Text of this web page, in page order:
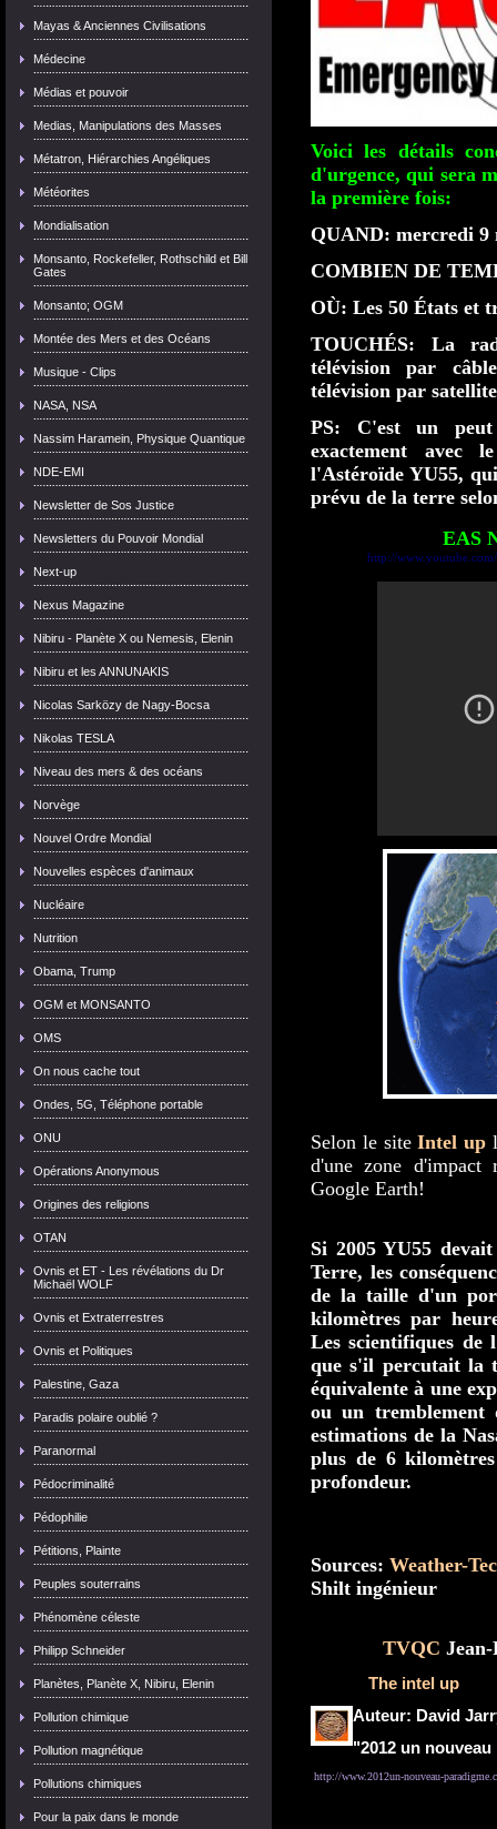
Mayas & Anciennes Civilisations
Médecine
Médias et pouvoir
Medias, Manipulations des Masses
Métatron, Hiérarchies Angéliques
Météorites
Mondialisation
Monsanto, Rockefeller, Rothschild et Bill
Gates
Monsanto; OGM
Montée des Mers et des Océans
Musique - Clips
NASA, NSA
Nassim Haramein, Physique Quantique
NDE-EMI
Newsletter de Sos Justice
Newsletters du Pouvoir Mondial
Next-up
Nexus Magazine
Nibiru - Planète X ou Nemesis, Elenin
Nibiru et les ANNUNAKIS
Nicolas Sarközy de Nagy-Bocsa
Nikolas TESLA
Niveau des mers & des océans
Norvège
Nouvel Ordre Mondial
Nouvelles espèces d'animaux
Nucléaire
Nutrition
Obama, Trump
OGM et MONSANTO
OMS
On nous cache tout
Ondes, 5G, Téléphone portable
ONU
Opérations Anonymous
Origines des religions
OTAN
Ovnis et ET - Les révélations du Dr
Michaël WOLF
Ovnis et Extraterrestres
Ovnis et Politiques
Palestine, Gaza
Paradis polaire oublié ?
Paranormal
Pédocriminalité
Pédophilie
Pétitions, Plainte
Peuples souterrains
Phénomène céleste
Philipp Schneider
Planètes, Planète X, Nibiru, Elenin
Pollution chimique
Pollution magnétique
Pollutions chimiques
Pour la paix dans le monde
Voici les détails
d'urgence, qui sera
la première fois:
QUAND: mercredi 9
COMBIEN DE
OÙ: Les 50 États et
TOUCHÉS: La
télévision par
télévision par
PS: C'est un peut
exactement avec
l'Astéroïde YU55,
prévu de la terre
EAS
http://
Selon le siteIntel up
d'une zone d'impact
Google Earth!
Si 2005 YU55
Terre, les
de la taille d'un
kilomètres par
Les scientifiques de
que s'il percutait la
équivalente à une
ou un tremblement
estimations de la
plus de 6
profondeur.
Sources: Weather-
Shilt ingénieur
TVQC
The intel up
Auteur: David
"2012 un
http://www.2012un-nouveau-